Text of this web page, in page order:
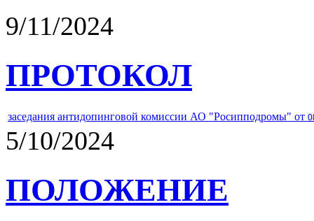
9/11/2024
ПРОТОКОЛ
заседания антидопинговой комиссии АО "Росипподромы" от
5/10/2024
ПОЛОЖЕНИЕ